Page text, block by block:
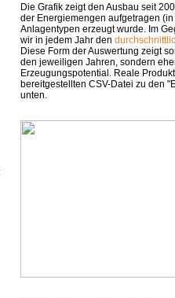
Die Grafik zeigt den Ausbau seit
der Energiemengen aufgetragen
Anlagentypen erzeugt wurde. Im
wir in jedem Jahr den
Diese Form der Auswertung zeigt
den jeweiligen Jahren, sondern
Erzeugungspotential. Reale
bereitgestellten CSV-Datei zu den
unten.